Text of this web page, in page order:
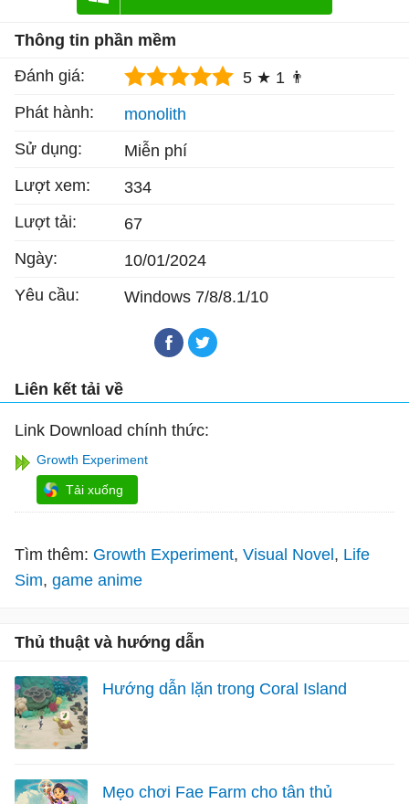
Thông tin phần mềm
Đánh giá:
5 ★ 1 👨
Phát hành:
monolith
Sử dụng:
Miễn phí
Lượt xem:
334
Lượt tải:
67
Ngày:
10/01/2024
Yêu cầu:
Windows 7/8/8.1/10
Liên kết tải về
Link Download chính thức:
Growth Experiment
Tải xuống
Tìm thêm: Growth Experiment Visual Novel Life
Sim game anime
Thủ thuật và hướng dẫn
Hướng dẫn lặn trong Coral Island
Mẹo chơi Fae Farm cho tân thủ